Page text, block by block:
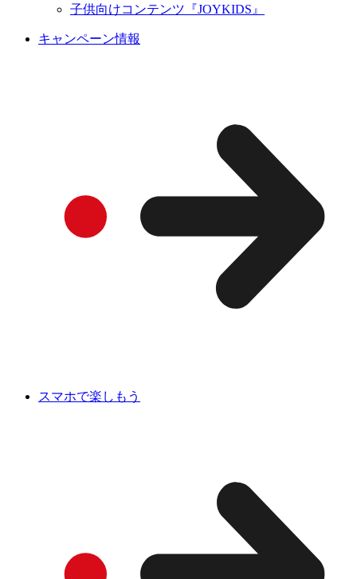
子供向けコンテンツ『JOYKIDS』
キャンペーン情報
スマホで楽しもう